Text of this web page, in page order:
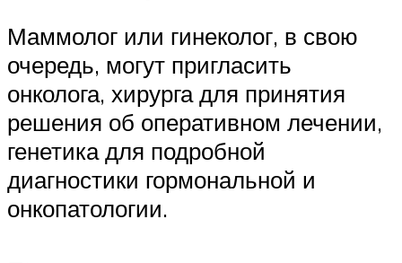
Маммолог или гинеколог, в свою
очередь, могут пригласить
онколога, хирурга для принятия
решения об оперативном лечении,
генетика для подробной
диагностики гормональной и
онкопатологии.